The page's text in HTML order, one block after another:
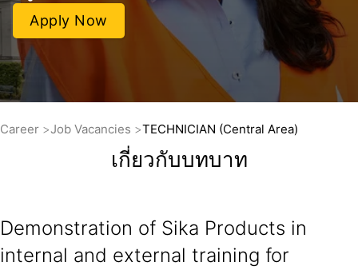
Apply Now
Career Job Vacancies TECHNICIAN (Central Area)
เกี่ยวกับบทบาท
Demonstration of Sika Products in
internal and external training for